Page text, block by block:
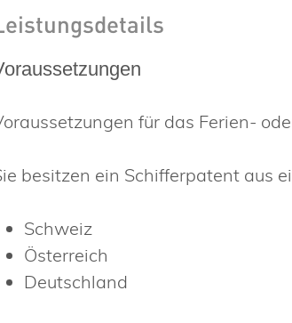
für das Ferien-
besitzen ein Schifferpatent aus
Schweiz
Österreich
Deutschland